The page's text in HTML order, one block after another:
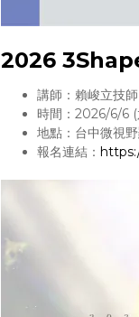
2026
講師：賴峻立技師
時間：2026/6/6 (
地點：台中微視
報名連結：